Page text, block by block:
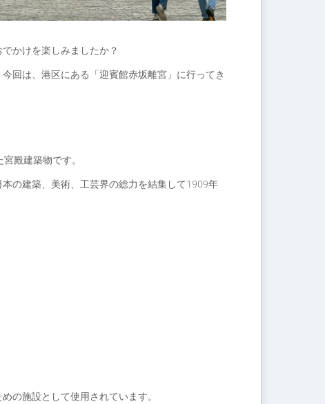
かけを楽しみましたか？
回は、港区にある「迎賓館赤坂離宮」に行ってき
殿建築物です。
の建築、美術、工芸界の総力を結集して1909年
の施設として使用されています。